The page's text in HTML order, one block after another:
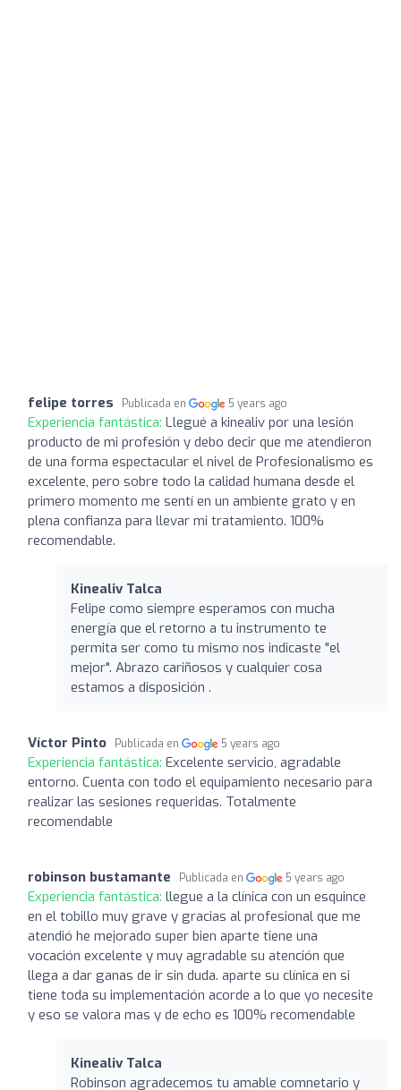
felipe torres Publicada en 5 years ago
Experiencia fantástica: Llegué a kinealiv por una lesión
producto de mi profesión y debo decir que me atendieron
de una forma espectacular el nivel de Profesionalismo es
excelente, pero sobre todo la calidad humana desde el
primero momento me sentí en un ambiente grato y en
plena confianza para llevar mi tratamiento. 100%
recomendable.
Kinealiv Talca
Felipe como siempre esperamos con mucha
energía que el retorno a tu instrumento te
permita ser como tu mismo nos indicaste "el
mejor". Abrazo cariñosos y cualquier cosa
estamos a disposición .
Víctor Pinto Publicada en 5 years ago
Experiencia fantástica: Excelente servicio, agradable
entorno. Cuenta con todo el equipamiento necesario para
realizar las sesiones requeridas. Totalmente
recomendable
robinson bustamante Publicada en 5 years ago
Experiencia fantástica: llegue a la clínica con un esquince
en el tobillo muy grave y gracias al profesional que me
atendió he mejorado super bien aparte tiene una
vocación excelente y muy agradable su atención que
llega a dar ganas de ir sin duda. aparte su clínica en si
tiene toda su implementación acorde a lo que yo necesite
y eso se valora mas y de echo es 100% recomendable
Kinealiv Talca
Robinson agradecemos tu amable comnetario y